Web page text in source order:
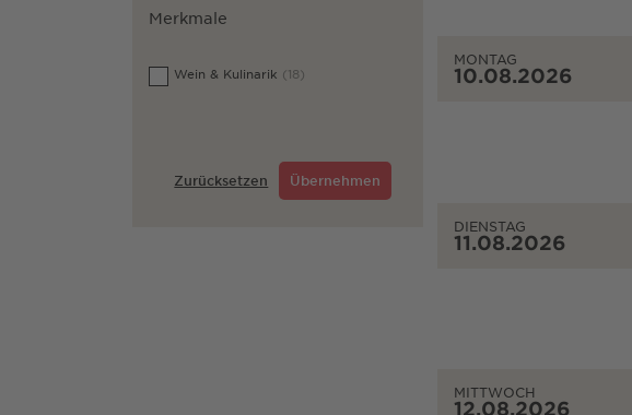
Merkmale
Wein & Kulinarik (18)
Zurücksetzen Übernehmen
MONTAG
10.08.2026
DIENSTAG
11.08.2026
MITTWOCH
12.08.2026